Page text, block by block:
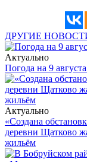
ДРУГИЕ
Актуально
Погода на 9
Актуально
«Создана
деревни Щатково
жильём